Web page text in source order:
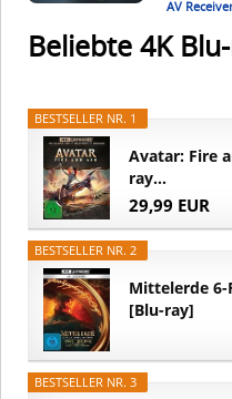
AV
Beliebte 4K
BESTSELLER NR. 1
Avatar: Fire
ray...
29,99 EUR
BESTSELLER NR. 2
Mittelerde 6-
[Blu-ray]
BESTSELLER NR. 3